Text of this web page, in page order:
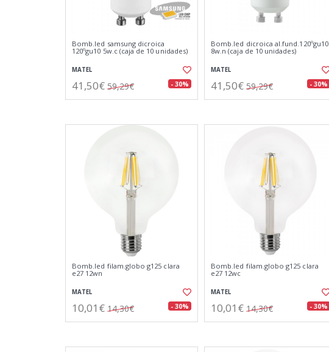
Bomb.led samsung dicroica
120ºgu10 5w.c (caja de 10 unidades)
MATEL
41,50€ 59,29€ - 30%
Bomb.led dicroica al.fund.120ºgu10
8w.n (caja de 10 unidades)
MATEL
41,50€ 59,29€ - 30%
Bomb.led filam.globo g125 clara
e27 12wn
MATEL
10,01€ 14,30€ - 30%
Bomb.led filam.globo g125 clara
e27 12wc
MATEL
10,01€ 14,30€ - 30%